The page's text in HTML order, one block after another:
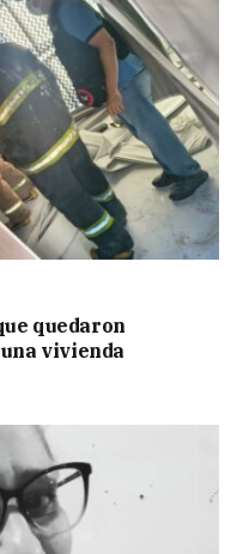
quedaron
vivienda